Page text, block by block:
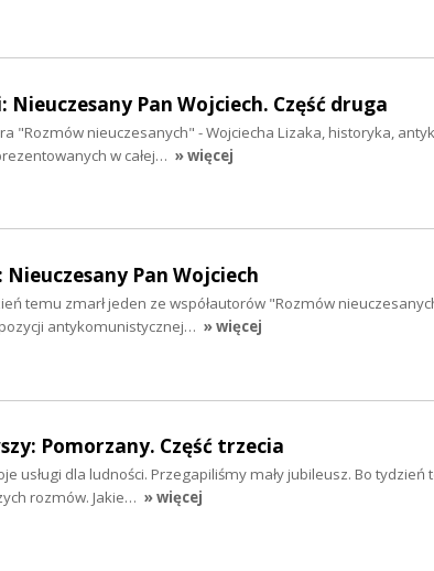
Pan Wojciech. Część druga
"Rozmów nieuczesanych" - Wojciecha Lizaka, historyka,
w całej… » więcej
Pan Wojciech
temu zmarł jeden ze współautorów "Rozmów
antykomunistycznej… » więcej
Pomorzany. Część trzecia
usługi dla ludności. Przegapiliśmy mały jubileusz. Bo tydzień
rozmów. Jakie… » więcej